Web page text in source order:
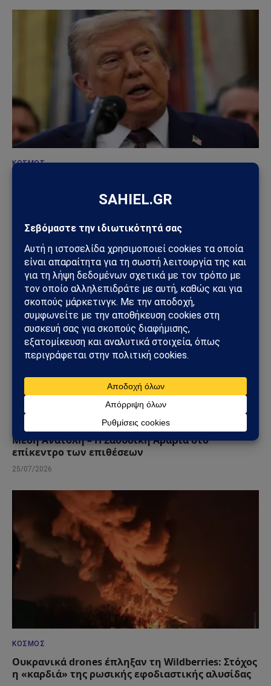
ΚΌΣΜΟΣ
βομβαρδισμών μετά την ιρανική πυραυλική
επίθεση – Η Μέση Ανατολή εισέρχεται σε ακόμη
31/07/2026
ΗΠΑ – Ιράν: Οι Χούθι ανοίγουν νέο μέτωπο στη
Μέση Ανατολή – Η Σαουδική Αραβία στο
επίκεντρο των επιθέσεων
25/07/2026
ΚΌΣΜΟΣ
Ουκρανικά drones έπληξαν τη Wildberries: Στόχος
η «καρδιά» της ρωσικής εφοδιαστικής αλυσίδας